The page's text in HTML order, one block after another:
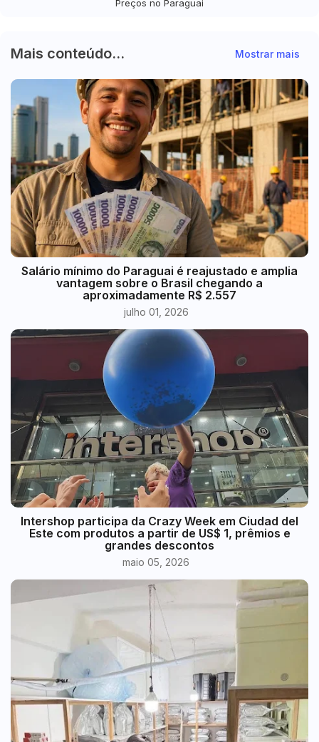
Preços no Paraguai
Mais conteúdo... Mostrar mais
​Salário mínimo do Paraguai é reajustado e amplia
vantagem sobre o Brasil chegando a
aproximadamente R$ 2.557
julho 01, 2026
Intershop participa da Crazy Week em Ciudad del
Este com produtos a partir de US$ 1, prêmios e
grandes descontos
maio 05, 2026